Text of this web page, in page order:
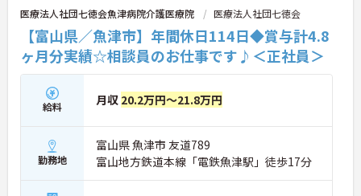
医療法人社団七徳会魚津病院介護医療院 医療法人社団七徳会
【富山県／魚津市】年間休日114日◆賞与計4.8
ヶ月分実績☆相談員のお仕事です♪＜正社員＞
給料 月収 20.2万円～21.8万円
勤務地
富山県 魚津市 友道789
富山地方鉄道本線「電鉄魚津駅」徒歩17分